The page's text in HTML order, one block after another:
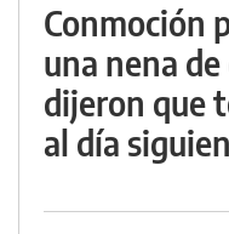
Conmoción
una nena
dijeron que
al día